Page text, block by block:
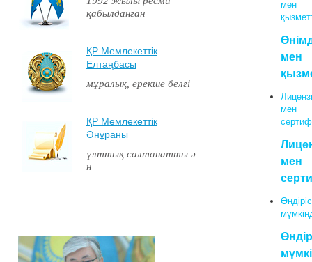
мен
мен
мен
мен
қабылданған
ҚР Мемлекеттiк
Елтаңбасы
мұралық, ерекше белгі
ҚР Мемлекеттiк
Әнұраны
ұлттық салтанатты ә
н